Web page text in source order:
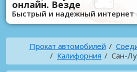
онлайн. Везде
Быстрый и надежный интернет
Прокат автомобилей
Калифорния
Сан-